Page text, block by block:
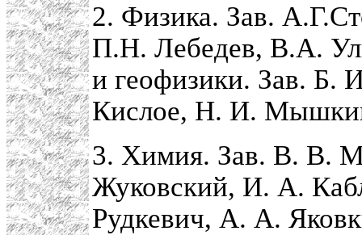
2. Физика. Зав.
П.Н. Лебедев, В.А.
и геофизики. Зав. Б.
Кислое, Н. И.
3. Химия. Зав. В. В.
Жуковский, И. А.
Рудкевич, А. А.